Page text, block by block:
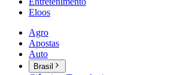
Eloos
Agro
Apostas
Auto
Brasil